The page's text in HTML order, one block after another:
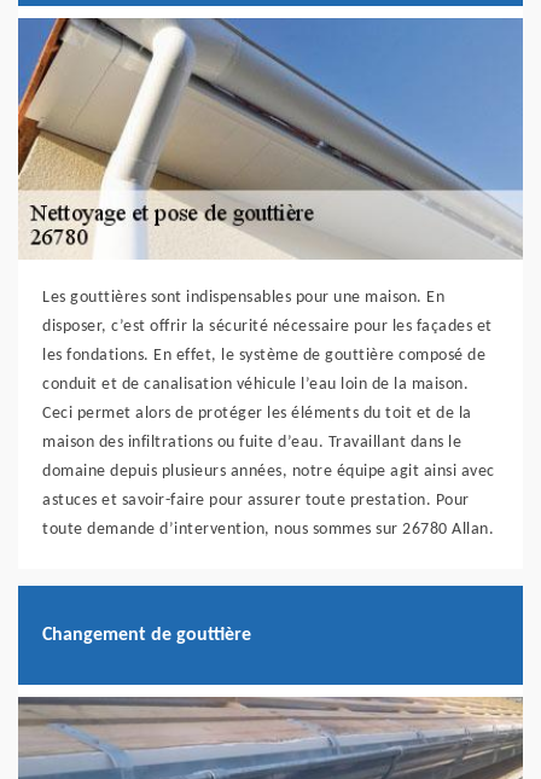
Les gouttières sont indispensables pour une maison. En
disposer, c’est offrir la sécurité nécessaire pour les façades et
les fondations. En effet, le système de gouttière composé de
conduit et de canalisation véhicule l’eau loin de la maison.
Ceci permet alors de protéger les éléments du toit et de la
maison des infiltrations ou fuite d’eau. Travaillant dans le
domaine depuis plusieurs années, notre équipe agit ainsi avec
astuces et savoir-faire pour assurer toute prestation. Pour
toute demande d’intervention, nous sommes sur 26780 Allan.
Changement de gouttière